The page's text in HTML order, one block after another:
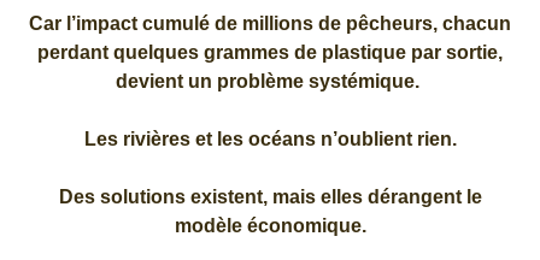
Car l’impact cumulé de millions de pêcheurs, chacun
perdant quelques grammes de plastique par sortie,
devient un problème systémique.
Les rivières et les océans n’oublient rien.
Des solutions existent, mais elles dérangent le
modèle économique.